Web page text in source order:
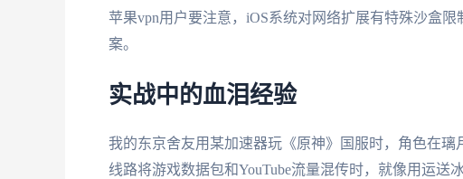
苹果vpn用户要注意，iOS系统对网络扩展有特殊沙盒
案。
实战中的血泪经验
我的东京舍友用某加速器玩《原神》国服时，角色在
线路将游戏数据包和YouTube流量混传时，就像用运